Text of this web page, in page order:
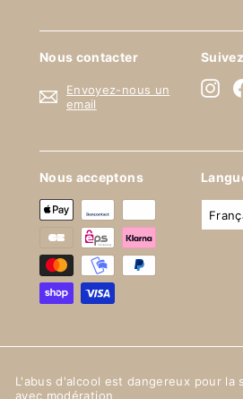
Nous contacter
Envoyez-nous un
email
Nous acceptons
L'abus d'alcool est dangereux pour la
avec modération